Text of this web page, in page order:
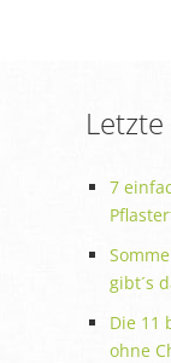
7
gibt´s
Die 11
ohne